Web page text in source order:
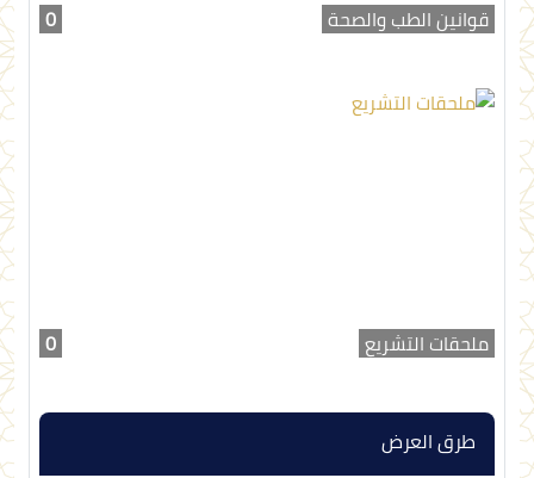
قوانين الطب والصحة 0
ملحقات التشريع 0
طرق العرض